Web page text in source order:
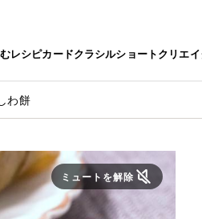
レシピカードクラシルショートクリエ
わ餅
ミュートを解除